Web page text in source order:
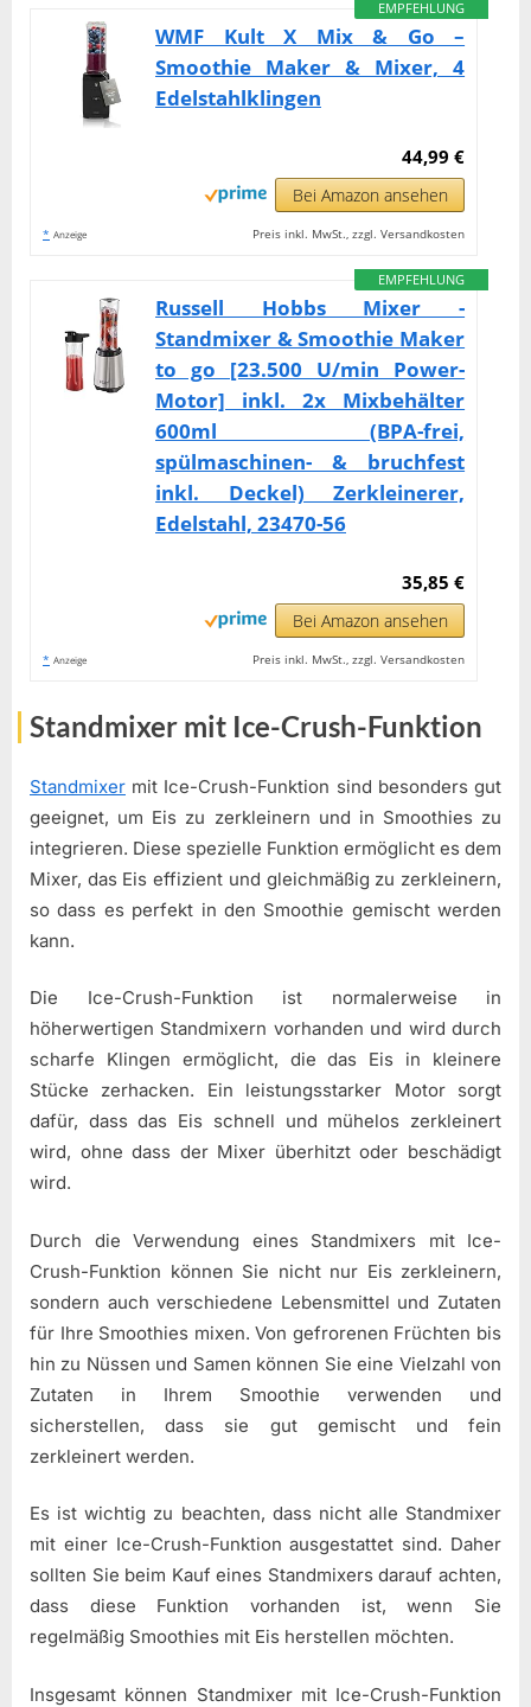
EMPFEHLUNG
WMF Kult X Mix & Go –
Smoothie Maker & Mixer, 4
Edelstahlklingen
44,99 €
Bei Amazon ansehen
* Anzeige Preis inkl. MwSt., zzgl. Versandkosten
EMPFEHLUNG
Russell Hobbs Mixer -
Standmixer & Smoothie Maker
to go [23.500 U/min Power-
Motor] inkl. 2x Mixbehälter
600ml (BPA-frei,
spülmaschinen- & bruchfest
inkl. Deckel) Zerkleinerer,
Edelstahl, 23470-56
35,85 €
Bei Amazon ansehen
* Anzeige Preis inkl. MwSt., zzgl. Versandkosten
Standmixer mit Ice-Crush-Funktion
Standmixer mit Ice-Crush-Funktion sind besonders gut
geeignet, um Eis zu zerkleinern und in Smoothies zu
integrieren. Diese spezielle Funktion ermöglicht es dem
Mixer, das Eis effizient und gleichmäßig zu zerkleinern,
so dass es perfekt in den Smoothie gemischt werden
kann.
Die Ice-Crush-Funktion ist normalerweise in
höherwertigen Standmixern vorhanden und wird durch
scharfe Klingen ermöglicht, die das Eis in kleinere
Stücke zerhacken. Ein leistungsstarker Motor sorgt
dafür, dass das Eis schnell und mühelos zerkleinert
wird, ohne dass der Mixer überhitzt oder beschädigt
wird.
Durch die Verwendung eines Standmixers mit Ice-
Crush-Funktion können Sie nicht nur Eis zerkleinern,
sondern auch verschiedene Lebensmittel und Zutaten
für Ihre Smoothies mixen. Von gefrorenen Früchten bis
hin zu Nüssen und Samen können Sie eine Vielzahl von
Zutaten in Ihrem Smoothie verwenden und
sicherstellen, dass sie gut gemischt und fein
zerkleinert werden.
Es ist wichtig zu beachten, dass nicht alle Standmixer
mit einer Ice-Crush-Funktion ausgestattet sind. Daher
sollten Sie beim Kauf eines Standmixers darauf achten,
dass diese Funktion vorhanden ist, wenn Sie
regelmäßig Smoothies mit Eis herstellen möchten.
Insgesamt können Standmixer mit Ice-Crush-Funktion